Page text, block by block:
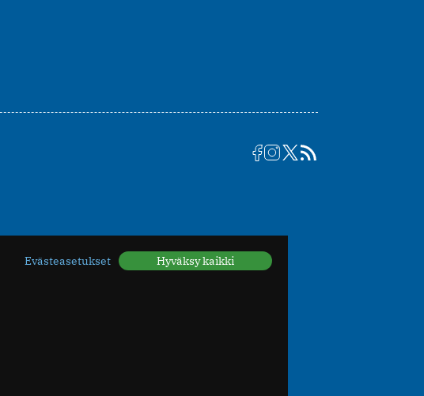
Evästeasetukset Hyväksy kaikki